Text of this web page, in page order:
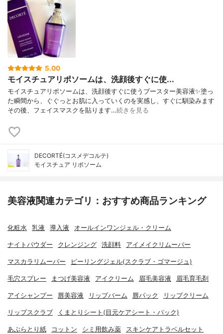
5.00
モイスチュアリポソームは、洗顔後すぐに使...
モイスチュアリポソームは、洗顔後すぐに使うブースター美容液✨塗っ
た瞬間から、ぐぐっとお肌に入っていくのを実感し、すぐに馴染みます
その後、フェイスマスクを貼ります…続きを見る
DECORTÉ(コスメデコルテ)
モイスチュア リポソーム
美容液関連カテゴリ：おすすめ商品ランキング
化粧水 乳液 導入液 オールインワンジェル・クリーム
ナイトパウダー クレンジング 洗顔料 アイメイクリムーバー
マスカラリムーバー ピーリングジェル(スクラブ・ゴマージュ)
毛穴スプレー まつげ美容液 アイクリーム 眉毛美容液 眉毛育毛剤
アイシャンプー 唇美容液 リップバーム 唇パック リップクリーム
リップスクラブ くまとりシート(目元ケアシート・パック)
あぶらとり紙 コットン シミ用飲み薬 スキンケアトラベルセット